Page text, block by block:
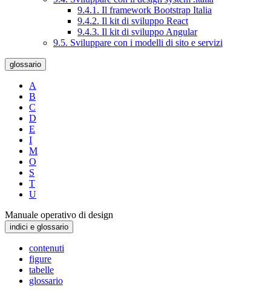
9.4.1. Il framework Bootstrap Italia
9.4.2. Il kit di sviluppo React
9.4.3. Il kit di sviluppo Angular
9.5. Sviluppare con i modelli di sito e servizi
glossario
A
B
C
D
E
I
M
O
S
T
U
Manuale operativo di design
indici e glossario
contenuti
figure
tabelle
glossario